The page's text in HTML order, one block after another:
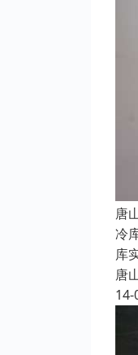
唐
冷
库
唐
14-